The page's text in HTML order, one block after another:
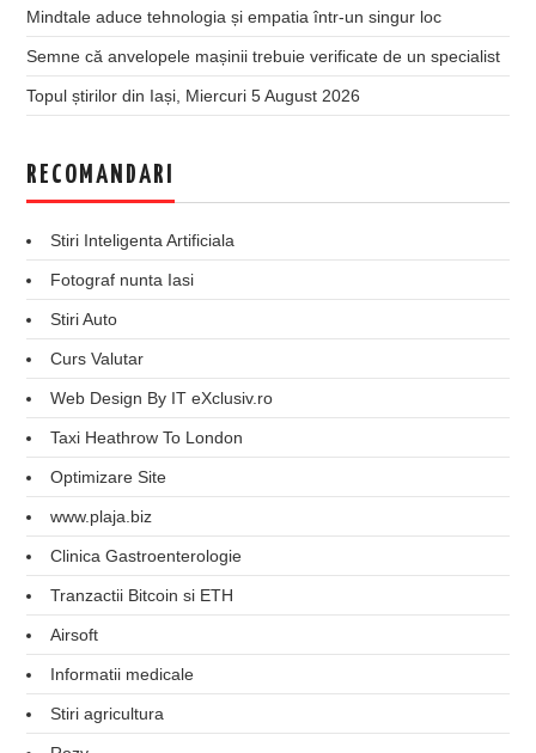
Mindtale aduce tehnologia și empatia într-un singur loc
Semne că anvelopele mașinii trebuie verificate de un specialist
Topul știrilor din Iași, Miercuri 5 August 2026
RECOMANDARI
Stiri Inteligenta Artificiala
Fotograf nunta Iasi
Stiri Auto
Curs Valutar
Web Design By IT eXclusiv.ro
Taxi Heathrow To London
Optimizare Site
www.plaja.biz
Clinica Gastroenterologie
Tranzactii Bitcoin si ETH
Airsoft
Informatii medicale
Stiri agricultura